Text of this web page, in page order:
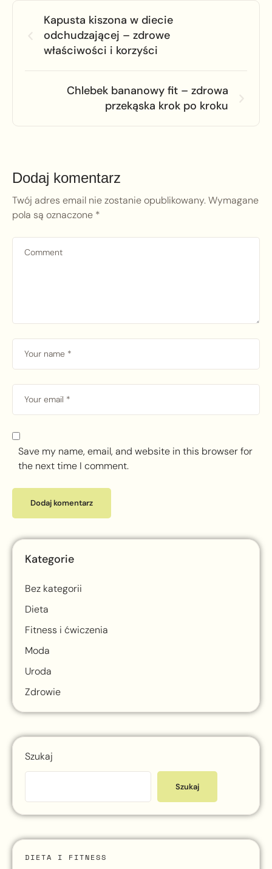
Kapusta kiszona w diecie
odchudzającej – zdrowe
właściwości i korzyści
Chlebek bananowy fit – zdrowa
przekąska krok po kroku
Dodaj komentarz
Twój adres email nie zostanie opublikowany.Wymagane
pola są oznaczone *
Save my name, email, and website in this browser for
the next time I comment.
Kategorie
Bez kategorii
Dieta
Fitness i ćwiczenia
Moda
Uroda
Zdrowie
Szukaj
Szukaj
DIETA I FITNESS